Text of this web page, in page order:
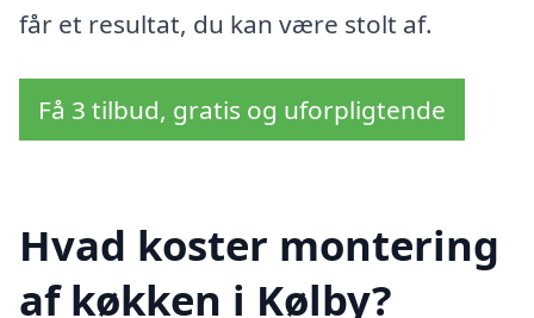
får et resultat, du kan være stolt af.
Få 3 tilbud, gratis og uforpligtende
Hvad koster montering
af køkken i Kølby?